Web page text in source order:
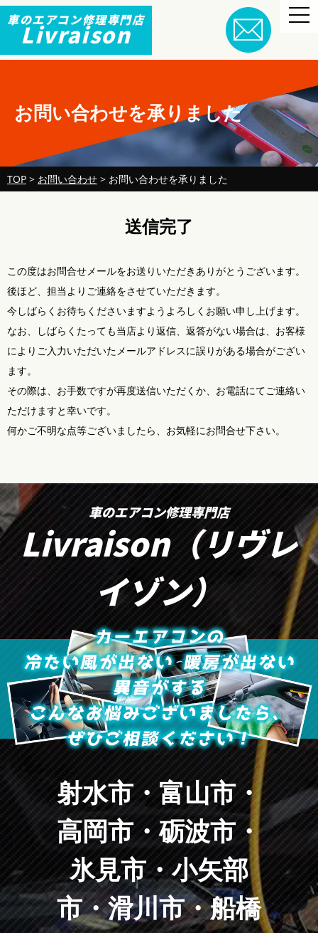
車のエアコン修理専門店
Livraison
お問い合わせを承りました
TOP > お問い合わせ > お問い合わせを承りました
送信完了
この度はお問合せメールをお送りいただきありがとうございます。
後ほど、担当よりご連絡をさせていただきます。
今しばらくお待ちくださいますようよろしくお願い申し上げます。
なお、しばらくたっても当店より返信、返答がない場合は、お客様
によりご入力いただいたメールアドレスに誤りがある場合がござい
ます。
その際は、お手数ですが再度送信いただくか、お電話にてご連絡い
ただけますと幸いです。
何かご不明な点等ございましたら、お気軽にお問合せ下さい。
車のエアコン修理専門店
Livraison（リヴレ
イゾン）
射水市・富山市・
高岡市・砺波市・
氷見市・小矢部
市・滑川市・船橋